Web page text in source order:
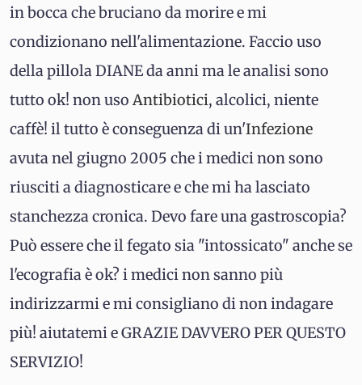
in bocca che bruciano da morire e mi
condizionano nell'alimentazione. Faccio uso
della pillola DIANE da anni ma le analisi sono
tutto ok! non uso Antibiotici, alcolici, niente
caffè! il tutto è conseguenza di un'Infezione
avuta nel giugno 2005 che i medici non sono
riusciti a diagnosticare e che mi ha lasciato
stanchezza cronica. Devo fare una gastroscopia?
Può essere che il fegato sia "intossicato" anche se
l'ecografia è ok? i medici non sanno più
indirizzarmi e mi consigliano di non indagare
più! aiutatemi e GRAZIE DAVVERO PER QUESTO
SERVIZIO!